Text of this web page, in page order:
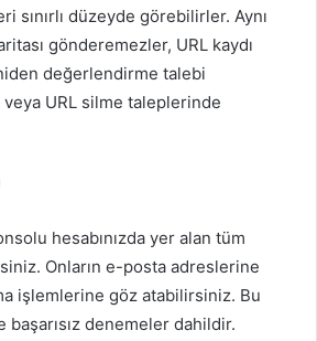
sınırlı düzeyde görebilirler. Aynı
gönderemezler, URL kaydı
değerlendirme talebi
URL silme taleplerinde
hesabınızda yer alan tüm
Onların e-posta adreslerine
işlemlerine göz atabilirsiniz. Bu
denemeler dahildir.